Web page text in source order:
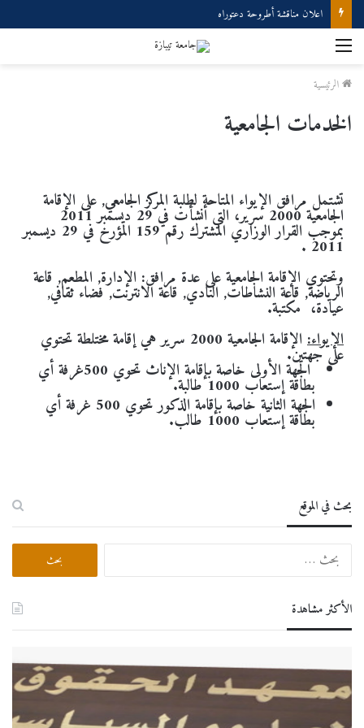
اعلان مناقشة أطروحة دعتوراه
الرئيسية
الخدمات الجامعية
تشتمل مرافق الإيواء المتاحة لطلبة المركز الجامعي, على الإقامة
الجامعية 2000 سرير، التي أنشأت في 29 ديسمبر 2011
بموجب القرار الوزاري المشترك رقم 159 المؤرخ في 29 ديسمبر
2011 .
وتحتوي الإقامة الجامعية على عدة مرافق: الإدارة, المطعم, قاعة
الرياضة, قاعة النشاطات, النادي, قاعة الانترنت, فضاء ثقافي,
عيادة، مكتبة.
الإيواء: الإقامة الجامعية 2000 سرير هي إقامة مختلطة تحتوي
على جهتين.
الجهة الأولى خاصة بإقامة الإناث تحوي 500غرفة أي
بطاقة إستعاب 1000 طالبة.
الجهة الثانية خاصة بإقامة الذكور تحوي 500 غرفة أي
بطاقة إستعاب 1000 طالب.
بحث في الموقع
الأكثر مشاهدة